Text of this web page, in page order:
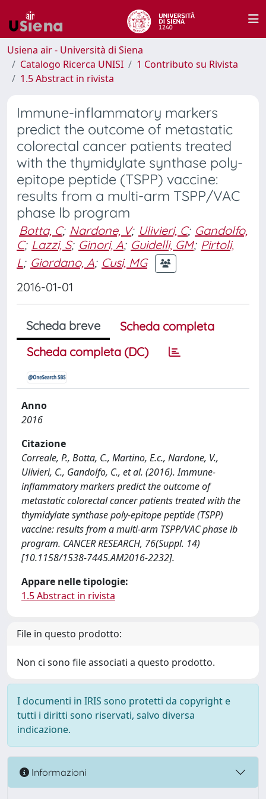
Usiena air - Università di Siena
Catalogo Ricerca UNISI
1 Contributo su Rivista
1.5 Abstract in rivista
Immune-inflammatory markers
predict the outcome of metastatic
colorectal cancer patients treated
with the thymidylate synthase poly-
epitope peptide (TSPP) vaccine:
results from a multi-arm TSPP/VAC
phase lb program
Botta, C; Nardone, V; Ulivieri, C; Gandolfo,
C; Lazzi, S; Ginori, A; Guidelli, GM; Pirtoli,
L; Giordano, A; Cusi, MG
2016-01-01
Scheda breve
Scheda completa
Scheda completa (DC)
Anno
2016
Citazione
Correale, P., Botta, C., Martino, E.c., Nardone, V.,
Ulivieri, C., Gandolfo, C., et al. (2016). Immune-
inflammatory markers predict the outcome of
metastatic colorectal cancer patients treated with the
thymidylate synthase poly-epitope peptide (TSPP)
vaccine: results from a multi-arm TSPP/VAC phase lb
program. CANCER RESEARCH, 76(Suppl. 14)
[10.1158/1538-7445.AM2016-2232].
Appare nelle tipologie:
1.5 Abstract in rivista
File in questo prodotto:
Non ci sono file associati a questo prodotto.
I documenti in IRIS sono protetti da copyright e
tutti i diritti sono riservati, salvo diversa
indicazione.
Informazioni